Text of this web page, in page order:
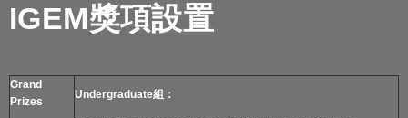
IGEM獎項設置
Grand
Prizes
Undergraduate組：